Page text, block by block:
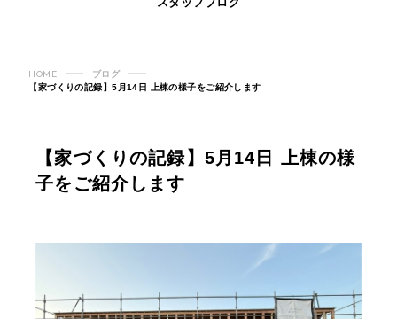
HOME
ブログ
【家づくりの記録】5月14日 上棟の様子をご紹介します
【家づくりの記録】5月14日 上棟の様
子をご紹介します